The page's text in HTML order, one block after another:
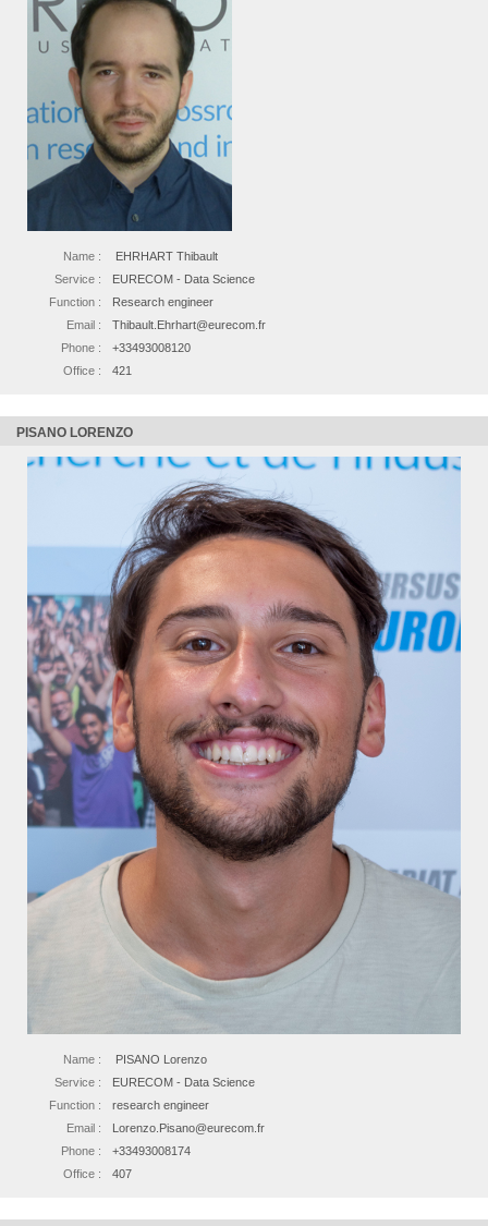
Name :
EHRHART Thibault
Service :
EURECOM - Data Science
Function :
Research engineer
Email :
Thibault.Ehrhart@eurecom.fr
Phone :
+33493008120
Office :
421
PISANO LORENZO
Name :
PISANO Lorenzo
Service :
EURECOM - Data Science
Function :
research engineer
Email :
Lorenzo.Pisano@eurecom.fr
Phone :
+33493008174
Office :
407